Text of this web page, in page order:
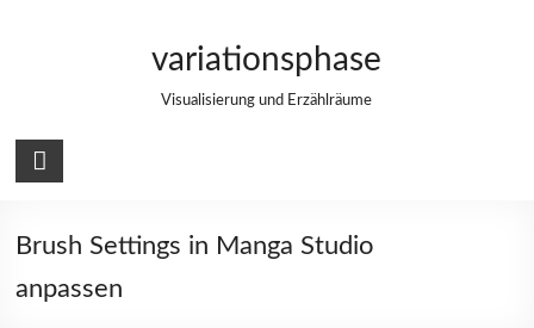
variationsphase
Visualisierung und Erzählräume
Brush Settings in Manga Studio
anpassen